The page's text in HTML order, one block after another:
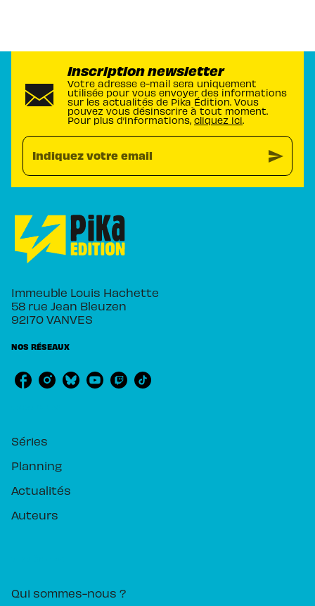
Inscription newsletter
Votre adresse e-mail sera uniquement
utilisée pour vous envoyer des informations
sur les actualités de Pika Édition. Vous
pouvez vous désinscrire à tout moment.
Pour plus d’informations, cliquez ici.
Indiquez votre email send
Immeuble Louis Hachette
58 rue Jean Bleuzen
92170 VANVES
NOS RÉSEAUX
Séries
Planning
Actualités
Auteurs
Qui sommes-nous ?